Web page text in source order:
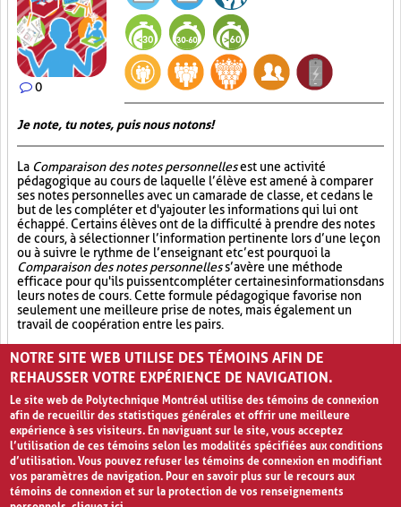
0
Je note, tu notes, puis nous notons!
La Comparaison des notes personnellesest une activité
pédagogique au cours de laquelle l’élève est amené à comparer
ses notes personnelles avec un camarade de classe, et ce dans le
but de les compléter et d'y ajouter les informations qui lui ont
échappé. Certains élèves ont de la difficulté à prendre des notes
de cours, à sélectionner l’information pertinente lors d’une leçon
ou à suivre le rythme de l’enseignant et c’est pourquoi la
Comparaison des notes personnelless’avère une méthode
efficace pour qu'ils puissent compléter certaines informations dans
leurs notes de cours. Cette formule pédagogique favorise non
seulement une meilleure prise de notes, mais également un
travail de coopération entre les pairs.
Partage (13) Synthèse (19) Analyse critique (12)
NOTRE SITE WEB UTILISE DES TÉMOINS AFIN DE
REHAUSSER VOTRE EXPÉRIENCE DE NAVIGATION.
Le site web de Polytechnique Montréal utilise des témoins de connexion
afin de recueillir des statistiques générales et offrir une meilleure
expérience à ses visiteurs. En naviguant sur le site, vous acceptez
l’utilisation de ces témoins selon les modalités spécifiées aux conditions
d’utilisation. Vous pouvez refuser les témoins de connexion en modifiant
vos paramètres de navigation. Pour en savoir plus sur le recours aux
témoins de connexion et sur la protection de vos renseignements